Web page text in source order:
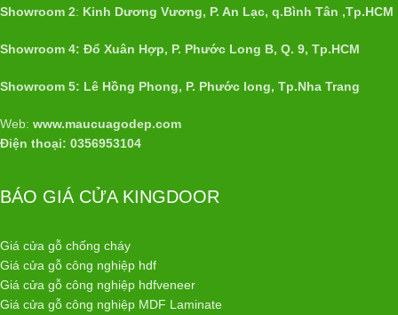
Showroom 2: Kinh Dương Vương, P. An Lạc, q.Bình Tân ,Tp.HCM
Showroom 4: Đổ Xuân Hợp, P. Phước Long B, Q. 9, Tp.HCM
Showroom 5: Lê Hồng Phong, P. Phước long, Tp.Nha Trang
Web: www.maucuagodep.com
Điện thoại: 0356953104
BÁO GIÁ CỬA KINGDOOR
Giá cửa gỗ chống cháy
Giá cửa gỗ công nghiệp hdf
Giá cửa gỗ công nghiệp hdfveneer
Giá cửa gỗ công nghiệp MDF Laminate